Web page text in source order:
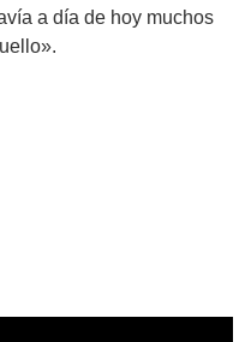
a día de hoy muchos